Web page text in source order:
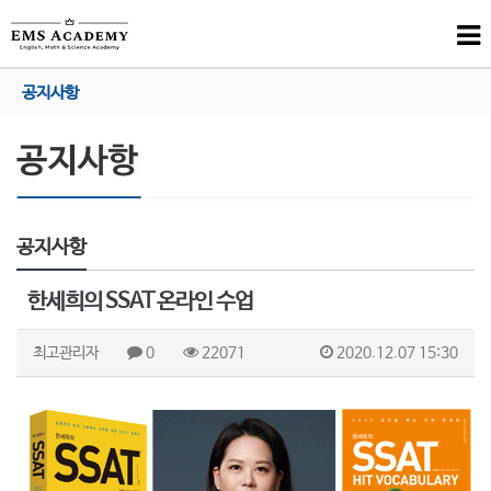
공지사항
공지사항
한세희의 SSAT 온라인 수업
최고관리자 0 22071 2020.12.07 15:30